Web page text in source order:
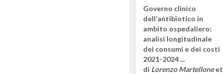
Governo clinico
dell’antibiotico in
ambito ospedaliero:
analisi longitudinale
dei consumi e dei costi
2021-2024 ...
di Lorenzo Martelloneet